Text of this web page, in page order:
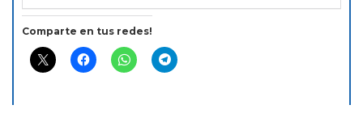
Comparte en tus redes!